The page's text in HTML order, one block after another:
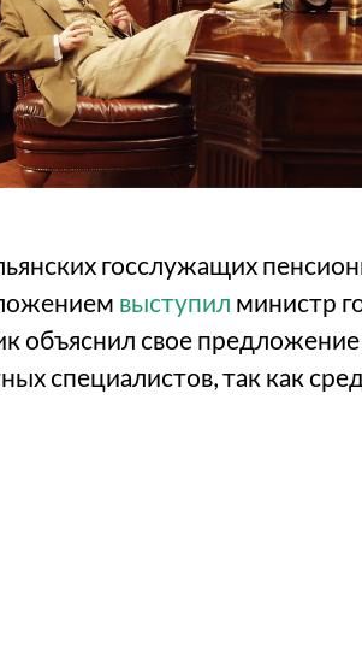
госслужащих
выступил министр
объяснил свое
специалистов, так как